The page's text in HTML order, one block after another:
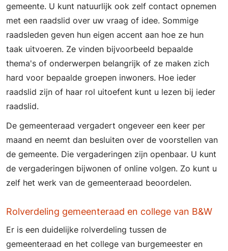
gemeente. U kunt natuurlijk ook zelf contact opnemen
met een raadslid over uw vraag of idee. Sommige
raadsleden geven hun eigen accent aan hoe ze hun
taak uitvoeren. Ze vinden bijvoorbeeld bepaalde
thema's of onderwerpen belangrijk of ze maken zich
hard voor bepaalde groepen inwoners. Hoe ieder
raadslid zijn of haar rol uitoefent kunt u lezen bij ieder
raadslid.
De gemeenteraad vergadert ongeveer een keer per
maand en neemt dan besluiten over de voorstellen van
de gemeente. Die vergaderingen zijn openbaar. U kunt
de vergaderingen bijwonen of online volgen. Zo kunt u
zelf het werk van de gemeenteraad beoordelen.
Rolverdeling gemeenteraad en college van B&W
Er is een duidelijke rolverdeling tussen de
gemeenteraad en het college van burgemeester en